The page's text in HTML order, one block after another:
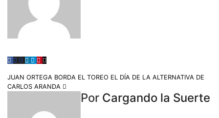
JUAN ORTEGA BORDA EL TOREO EL DÍA DE LA ALTERNATIVA DE
CARLOS ARANDA
Por Cargando la Suerte